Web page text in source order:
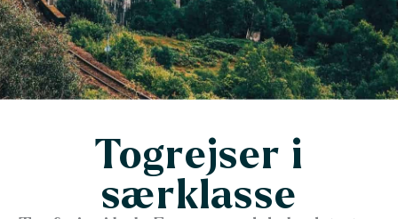
Togrejser i
særklasse